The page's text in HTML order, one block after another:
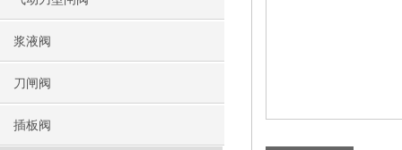
浆液阀
刀闸阀
插板阀